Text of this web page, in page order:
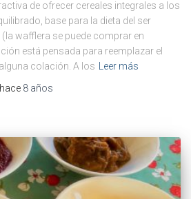
de ofrecer cereales integrales a los
base para la dieta del ser
wafflera se puede comprar en
está pensada para reemplazar el
colación. A los
Leer más
, hace 8 años